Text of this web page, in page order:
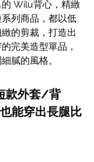
Wilu背心，精緻
列商品，都以低
的剪裁，打造出
完美造型單品，
膩的風格。
款外套/背
能穿出長腿比